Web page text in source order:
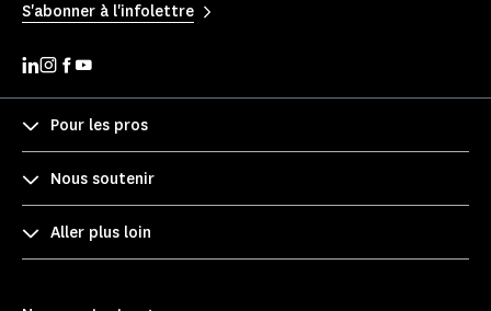
S'abonner à l'infolettre
Pour les pros
Nous soutenir
Aller plus loin